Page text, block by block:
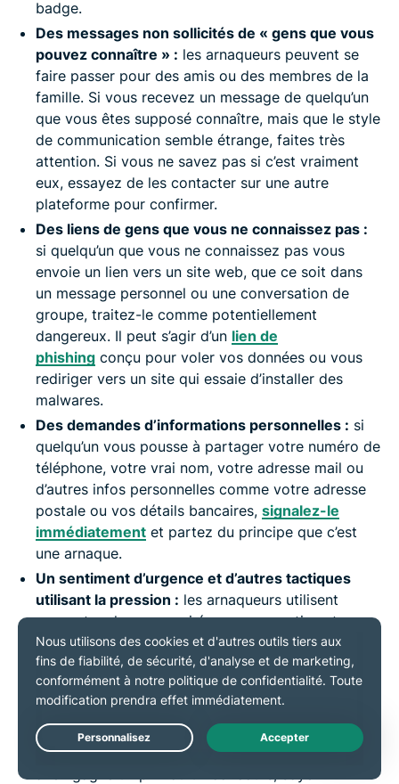
badge.
Des messages non sollicités de « gens que vous
pouvez connaître » : les arnaqueurs peuvent se
faire passer pour des amis ou des membres de la
famille. Si vous recevez un message de quelqu’un
que vous êtes supposé connaître, mais que le style
de communication semble étrange, faites très
attention. Si vous ne savez pas si c’est vraiment
eux, essayez de les contacter sur une autre
plateforme pour confirmer.
Des liens de gens que vous ne connaissez pas :
si quelqu’un que vous ne connaissez pas vous
envoie un lien vers un site web, que ce soit dans
un message personnel ou une conversation de
groupe, traitez-le comme potentiellement
dangereux. Il peut s’agir d’un lien de
phishing conçu pour voler vos données ou vous
rediriger vers un site qui essaie d’installer des
malwares.
Des demandes d’informations personnelles : si
quelqu’un vous pousse à partager votre numéro de
téléphone, votre vrai nom, votre adresse mail ou
d’autres infos personnelles comme votre adresse
postale ou vos détails bancaires, signalez-le
immédiatement et partez du principe que c’est
une arnaque.
Un sentiment d’urgence et d’autres tactiques
utilisant la pression : les arnaqueurs utilisent
souvent un langage qui évoque un sentiment
d’urgence pour vous encourager à cliquer sur un
lien ou suivre les instructions. Si quelqu’un utilise
ces tactiques sur Telegram, bloquez-le et signalez-
le immédiatement.
De fausses distributions de récompenses :
quelqu’un vous contacte pour vous dire que vous
Live Chat